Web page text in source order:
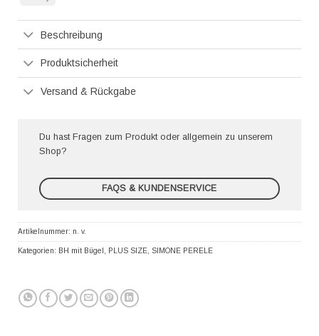
Beschreibung
Produktsicherheit
Versand & Rückgabe
Du hast Fragen zum Produkt oder allgemein zu unserem
Shop?
FAQS & KUNDENSERVICE
Artikelnummer: n. v.
Kategorien: BH mit Bügel PLUS SIZE SIMONE PERELE